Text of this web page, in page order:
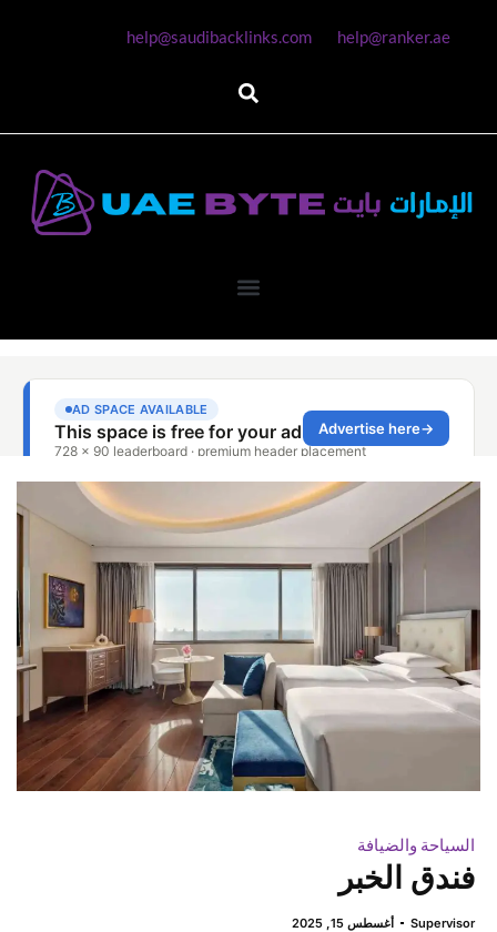
help@ranker.ae
help@saudibacklinks.com
السياحة والضيافة
فندق الخبر
Supervisor أغسطس 15, 2025